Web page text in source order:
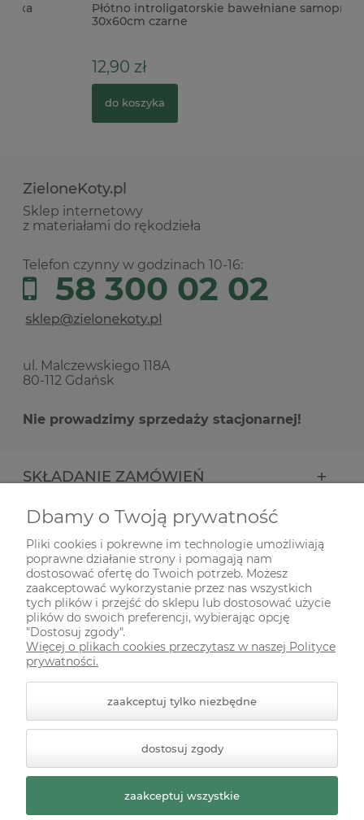
Płótno introligatorskie bawełniane samoprzylepne
30x60cm czarne
do koszyka
ZieloneKoty.pl
Sklep internetowy
z materiałami do rękodzieła
Telefon czynny w godzinach 10-16:
58 300 02 02
ul. Malczewskiego 118A
80-112 Gdańsk
Nie prowadzimy sprzedaży stacjonarnej!
SKŁADANIE ZAMÓWIEŃ
INFORMACJE
ODWIEDŹ NAS NA
Styl graficzny ShopGadget.pl
Sklep internetowy Shoper
Premium
Dbamy o Twoją prywatność
Pliki cookies i pokrewne im technologie umożliwiają
poprawne działanie strony i pomagają nam
dostosować ofertę do Twoich potrzeb. Możesz
zaakceptować wykorzystanie przez nas wszystkich
tych plików i przejść do sklepu lub dostosować użycie
plików do swoich preferencji, wybierając opcję
"Dostosuj zgody".
Więcej o plikach cookies przeczytasz w naszej Polityce
prywatności.
zaakceptuj tylko niezbędne
dostosuj zgody
zaakceptuj wszystkie